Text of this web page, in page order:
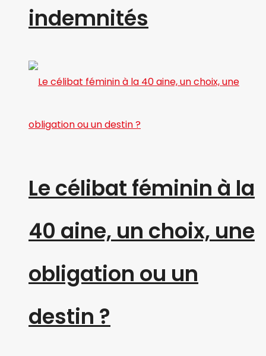
indemnités
Le célibat féminin à la
40 aine, un choix, une
obligation ou un
destin ?